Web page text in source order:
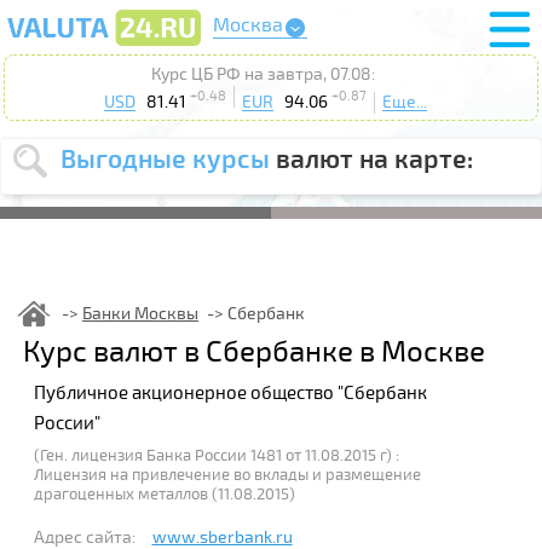
Москва
Курс ЦБ РФ на завтра, 07.08:
USD 81.41 +0.48 EUR 94.06 +0.87 Еще...
Выгодные курсы валют на карте:
Выберите
USD EUR
курс от
Выберите
действие: Продать Купить
Банки Москвы Сбербанк
Курс валют в Сбербанке в Москве
Публичное акционерное общество "Сбербанк
России"
(Ген. лицензия Банка России 1481 от 11.08.2015 г) :
Лицензия на привлечение во вклады и размещение
драгоценных металлов (11.08.2015)
Адрес сайта:
www.sberbank.ru